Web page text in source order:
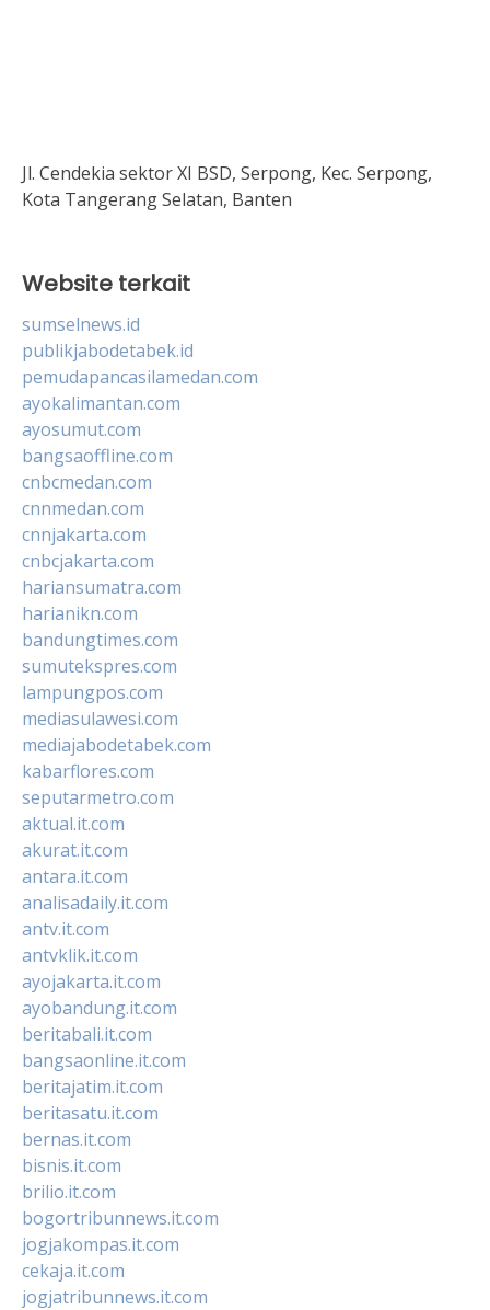
Jl. Cendekia sektor XI BSD, Serpong, Kec. Serpong,
Kota Tangerang Selatan, Banten
Website terkait
sumselnews.id
publikjabodetabek.id
pemudapancasilamedan.com
ayokalimantan.com
ayosumut.com
bangsaoffline.com
cnbcmedan.com
cnnmedan.com
cnnjakarta.com
cnbcjakarta.com
hariansumatra.com
harianikn.com
bandungtimes.com
sumutekspres.com
lampungpos.com
mediasulawesi.com
mediajabodetabek.com
kabarflores.com
seputarmetro.com
aktual.it.com
akurat.it.com
antara.it.com
analisadaily.it.com
antv.it.com
antvklik.it.com
ayojakarta.it.com
ayobandung.it.com
beritabali.it.com
bangsaonline.it.com
beritajatim.it.com
beritasatu.it.com
bernas.it.com
bisnis.it.com
brilio.it.com
bogortribunnews.it.com
jogjakompas.it.com
cekaja.it.com
jogjatribunnews.it.com